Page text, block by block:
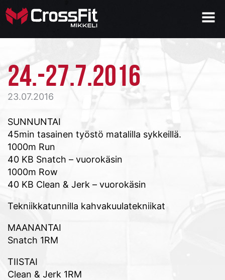
24.-27.7.2016
23.07.2016
SUNNUNTAI
45min tasainen työstö matalilla sykkeillä.
1000m Run
40 KB Snatch – vuorokäsin
1000m Row
40 KB Clean & Jerk – vuorokäsin
Tekniikkatunnilla kahvakuulatekniikat
MAANANTAI
Snatch 1RM
TIISTAI
Clean & Jerk 1RM